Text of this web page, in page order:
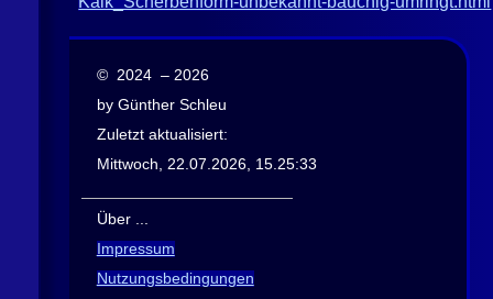
© 2024 – 2026
by Günther Schleu
Zuletzt aktualisiert:
Mittwoch, 22.07.2026, 15.25:33
Über ...
Impressum
Nutzungsbedingungen